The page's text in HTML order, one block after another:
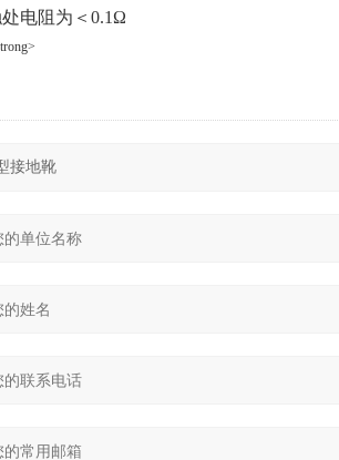
电阻为＜0.1Ω